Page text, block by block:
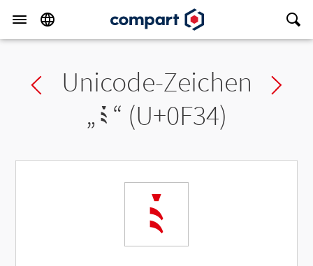
Previous char
Unicode-Zeichen
„༴ “ (U+0F34)
༴